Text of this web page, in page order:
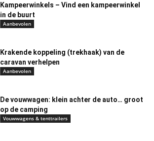
Kampeerwinkels – Vind een kampeerwinkel
in de buurt
Aanbevolen
Krakende koppeling (trekhaak) van de
caravan verhelpen
Aanbevolen
De vouwwagen: klein achter de auto… groot
op de camping
Vouwwagens & tenttrailers